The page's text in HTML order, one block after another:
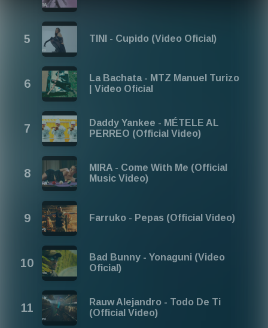
TINI - Cupido (Video Oficial)
La Bachata - MTZ Manuel Turizo
| Video Oficial
Daddy Yankee - MÉTELE AL
PERREO (Official Video)
MIRA - Come With Me (Official
Music Video)
Farruko - Pepas (Official Video)
Bad Bunny - Yonaguni (Video
Oficial)
Rauw Alejandro - Todo De Ti
(Official Video)